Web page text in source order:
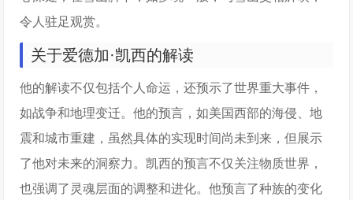
令人驻足观赏。
关于爱德加·凯西的解读
他的解读不仅包括个人命运，还预示了世界重大事件，
如战争和地理变迁。他的预言，如美国西部的海侵、地
震和城市重建，虽然具体的实现时间尚未到来，但展示
了他对未来的洞察力。凯西的预言不仅关注物质世界，
也强调了灵魂层面的调整和进化。他预言了种族的变化